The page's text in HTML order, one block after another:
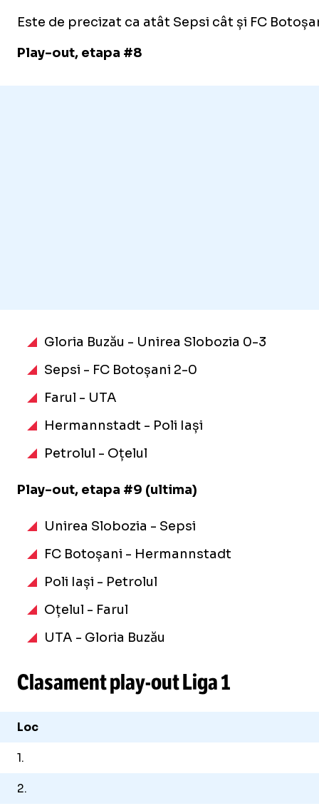
Este de precizat ca atât Sepsi cât și FC
Play-out, etapa #8
Gloria Buzău - Unirea Slobozia 0-3
Sepsi - FC Botoșani 2-0
Farul - UTA
Hermannstadt - Poli Iași
Petrolul - Oțelul
Play-out, etapa #9 (ultima)
Unirea Slobozia - Sepsi
FC Botoșani - Hermannstadt
Poli Iași - Petrolul
Oțelul - Farul
UTA - Gloria Buzău
Clasamentplay-outLiga 1
Loc
1.
2.